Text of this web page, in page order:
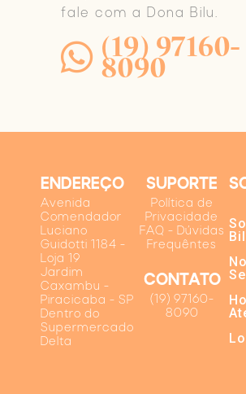
fale com a Dona Bilu.
(19) 97160-
8090
ENDEREÇO
Avenida
Comendador
Luciano
Guidotti 1184 -
Loja 19
Jardim
Caxambu -
Piracicaba - SP
Dentro do
Supermercado
Delta
SUPORTE
Política de
Privacidade
FAQ - Dúvidas
Frequêntes
CONTATO
(19) 97160-
8090